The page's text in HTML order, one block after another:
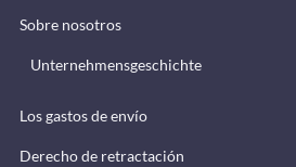
Sobre nosotros
Unternehmensgeschichte
Los gastos de envío
Derecho de retractación